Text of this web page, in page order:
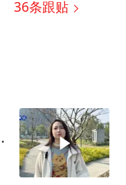
36条跟贴